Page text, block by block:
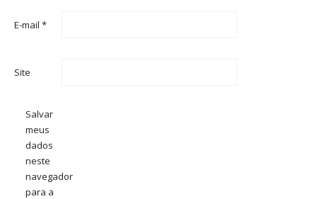
E-mail *
Site
Salvar
meus
dados
neste
navegador
para a